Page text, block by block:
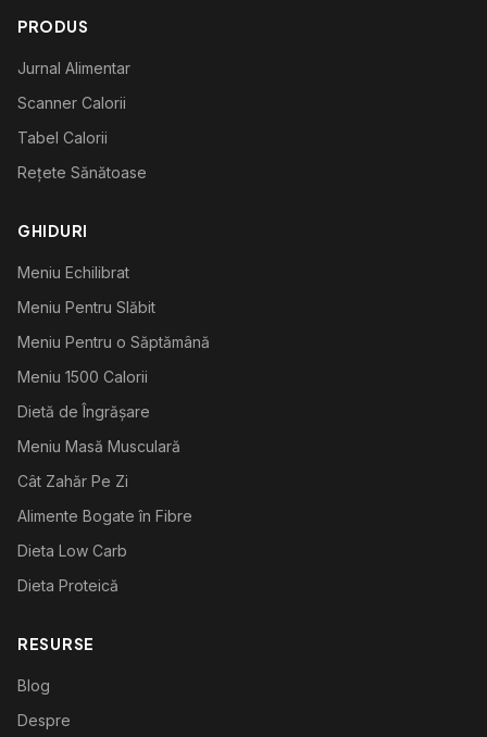
PRODUS
Jurnal Alimentar
Scanner Calorii
Tabel Calorii
Rețete Sănătoase
GHIDURI
Meniu Echilibrat
Meniu Pentru Slăbit
Meniu Pentru o Săptămână
Meniu 1500 Calorii
Dietă de Îngrășare
Meniu Masă Musculară
Cât Zahăr Pe Zi
Alimente Bogate în Fibre
Dieta Low Carb
Dieta Proteică
RESURSE
Blog
Despre